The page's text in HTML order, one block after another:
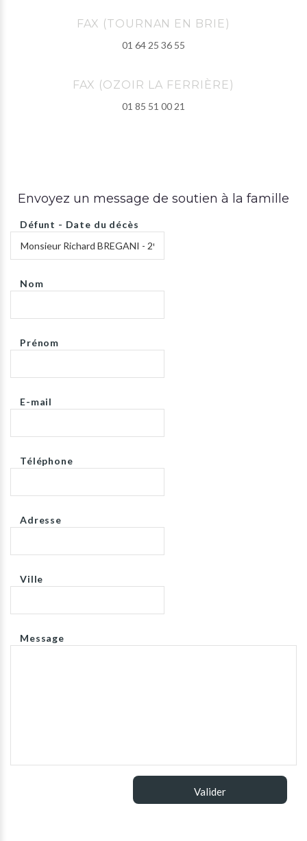
FAX (TOURNAN EN BRIE)
01 64 25 36 55
FAX (OZOIR LA FERRIÈRE)
01 85 51 00 21
Envoyez un message de soutien à la famille
Défunt - Date du décès
Nom
Prénom
E-mail
Téléphone
Adresse
Ville
Message
Valider